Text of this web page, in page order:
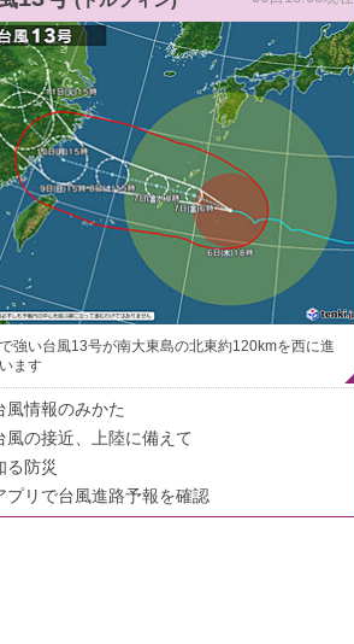
強い台風13号が南大東島の北東約120kmを西に進
ます
風情報のみかた
風の接近、上陸に備えて
る防災
プリで台風進路予報を確認